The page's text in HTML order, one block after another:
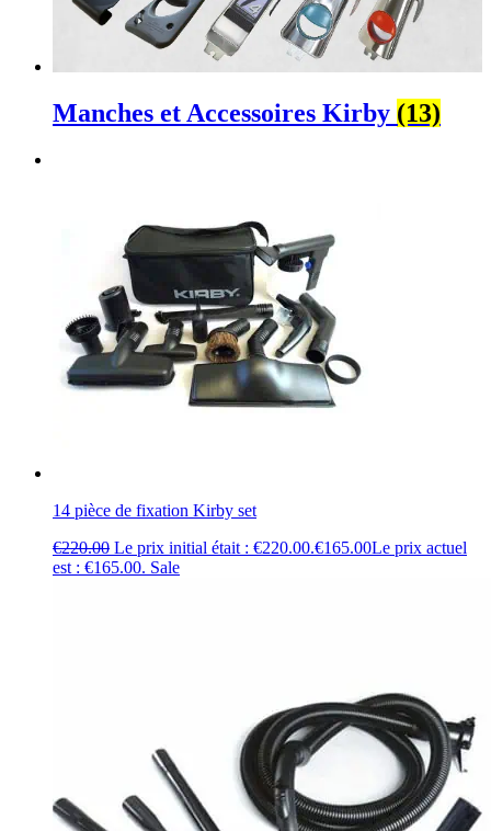
Manches et Accessoires Kirby (13)
14 pièce de fixation Kirby set
€220.00 Le prix initial était : €220.00.€165.00Le prix actuel
est : €165.00. Sale